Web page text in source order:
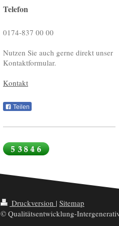
Telefon
0174-837 00 00
Nutzen Sie auch gerne direkt unser
Kontaktformular.
Kontakt
Teilen
Druckversion | Sitemap
© Qualitätsentwicklung-